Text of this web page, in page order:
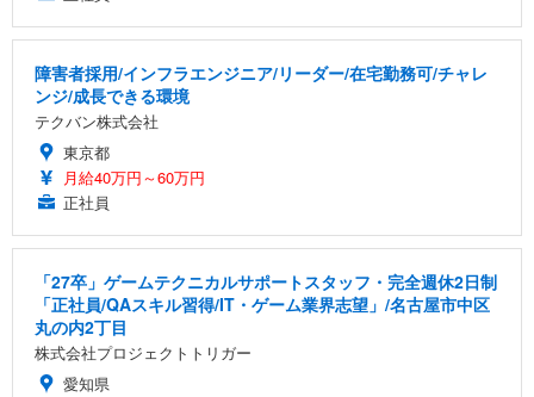
障害者採用/インフラエンジニア/リーダー/在宅勤務可/チャレ
ンジ/成長できる環境
テクバン株式会社
東京都
月給40万円～60万円
正社員
「27卒」ゲームテクニカルサポートスタッフ・完全週休2日制
「正社員/QAスキル習得/IT・ゲーム業界志望」/名古屋市中区
丸の内2丁目
株式会社プロジェクトトリガー
愛知県